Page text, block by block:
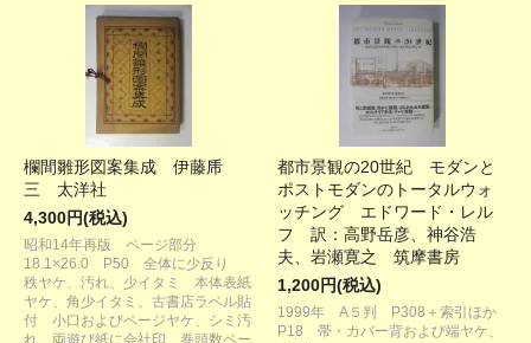
欄間雛形図案集成 伊藤乕
三 太洋社
4,300円(税込)
昭和14年再版 ページ部分
18.1×26.0 P50 全体に少反り
秩ヤケ、汚れ、少イタミ 本体表紙
ヤケ、角少イタミ、古書店ラベル貼
付 小口およびページヤケ、シミ汚
都市景観の20世紀 モダンと
ポストモダンのトータルウォ
ッチング エドワード・レル
フ 訳：高野岳彦、神谷浩
夫、岩瀬寛之 筑摩書房
1,200円(税込)
1999年 A５判 P308＋索引ほか
P18 帯・カバー背および端ヤケ、